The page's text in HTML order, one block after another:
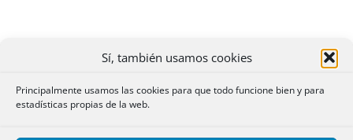
Sí, también usamos cookies
Principalmente usamos las cookies para que todo funcione bien y para
estadísticas propias de la web.
Campos Acuña, María Concepción.
“Viejos
mimbres legales para nuevas realidad virtuales
Whatsapp e infracciones en materia de